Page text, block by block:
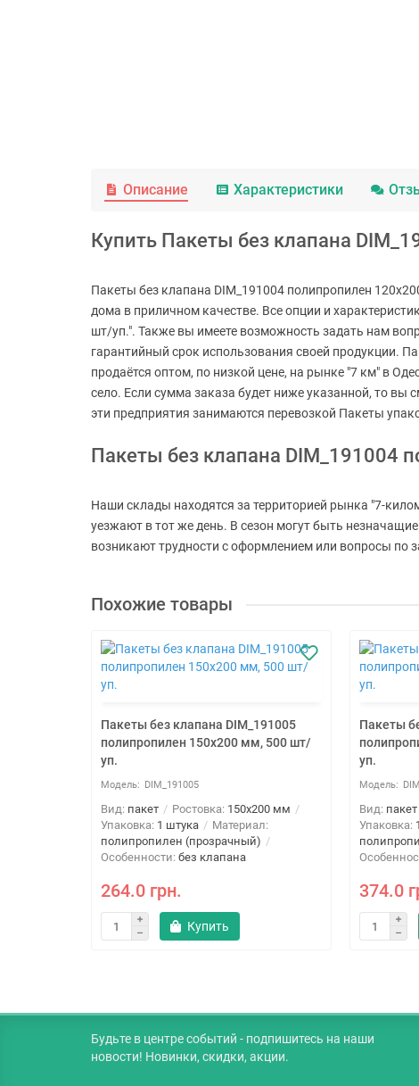
Описание Характеристики
Купить Пакеты без клапана
Пакеты без клапана DIM_191004 полипропилен
дома в приличном качестве. Все опции и
шт/уп.". Также вы имеете возможность задать нам
гарантийный срок использования своей продукции.
продаётся оптом, по низкой цене, на рынке "7 км" в
село. Если сумма заказа будет ниже указанной, то
эти предприятия занимаются перевозкой Пакеты
Пакеты без клапана DIM_191004
Наши склады находятся за территорией рынка "7-
уезжают в тот же день. В сезон могут быть
возникают трудности с оформлением или вопросы по
Похожие товары
Пакеты без клапана DIM_191005
полипропилен 150x200 мм, 500 шт/
уп.
DIM_191005
Вид: пакет Ростовка: 150x200 мм
Упаковка: 1 штука
Материал:
полипропилен (прозрачный)
Особенности: без клапана
264.0 грн.
Купить
Пакеты
уп.
Вид: пакет
Упаковка:
374.0
Будьте в центре событий - подпишитесь на наши
новости! Новинки, скидки, акции.